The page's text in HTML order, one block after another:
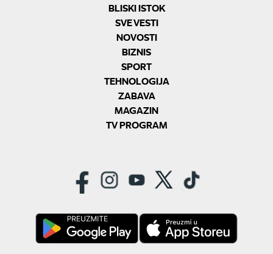
BLISKI ISTOK
SVE VESTI
NOVOSTI
BIZNIS
SPORT
TEHNOLOGIJA
ZABAVA
MAGAZIN
TV PROGRAM